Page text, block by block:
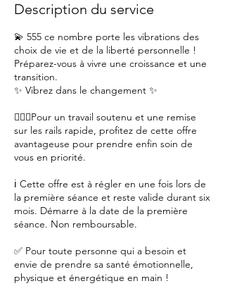
Description du service
💫 555 ce nombre porte les vibrations des
choix de vie et de la liberté personnelle !
Préparez-vous à vivre une croissance et une
transition.
✨ Vibrez dans le changement ✨
💁🏻‍♀️Pour un travail soutenu et une remise
sur les rails rapide, profitez de cette offre
avantageuse pour prendre enfin soin de
vous en priorité.
ℹ️ Cette offre est à régler en une fois lors de
la première séance et reste valide durant six
mois. Démarre à la date de la première
séance. Non remboursable.
✅ Pour toute personne qui a besoin et
envie de prendre sa santé émotionnelle,
physique et énergétique en main !